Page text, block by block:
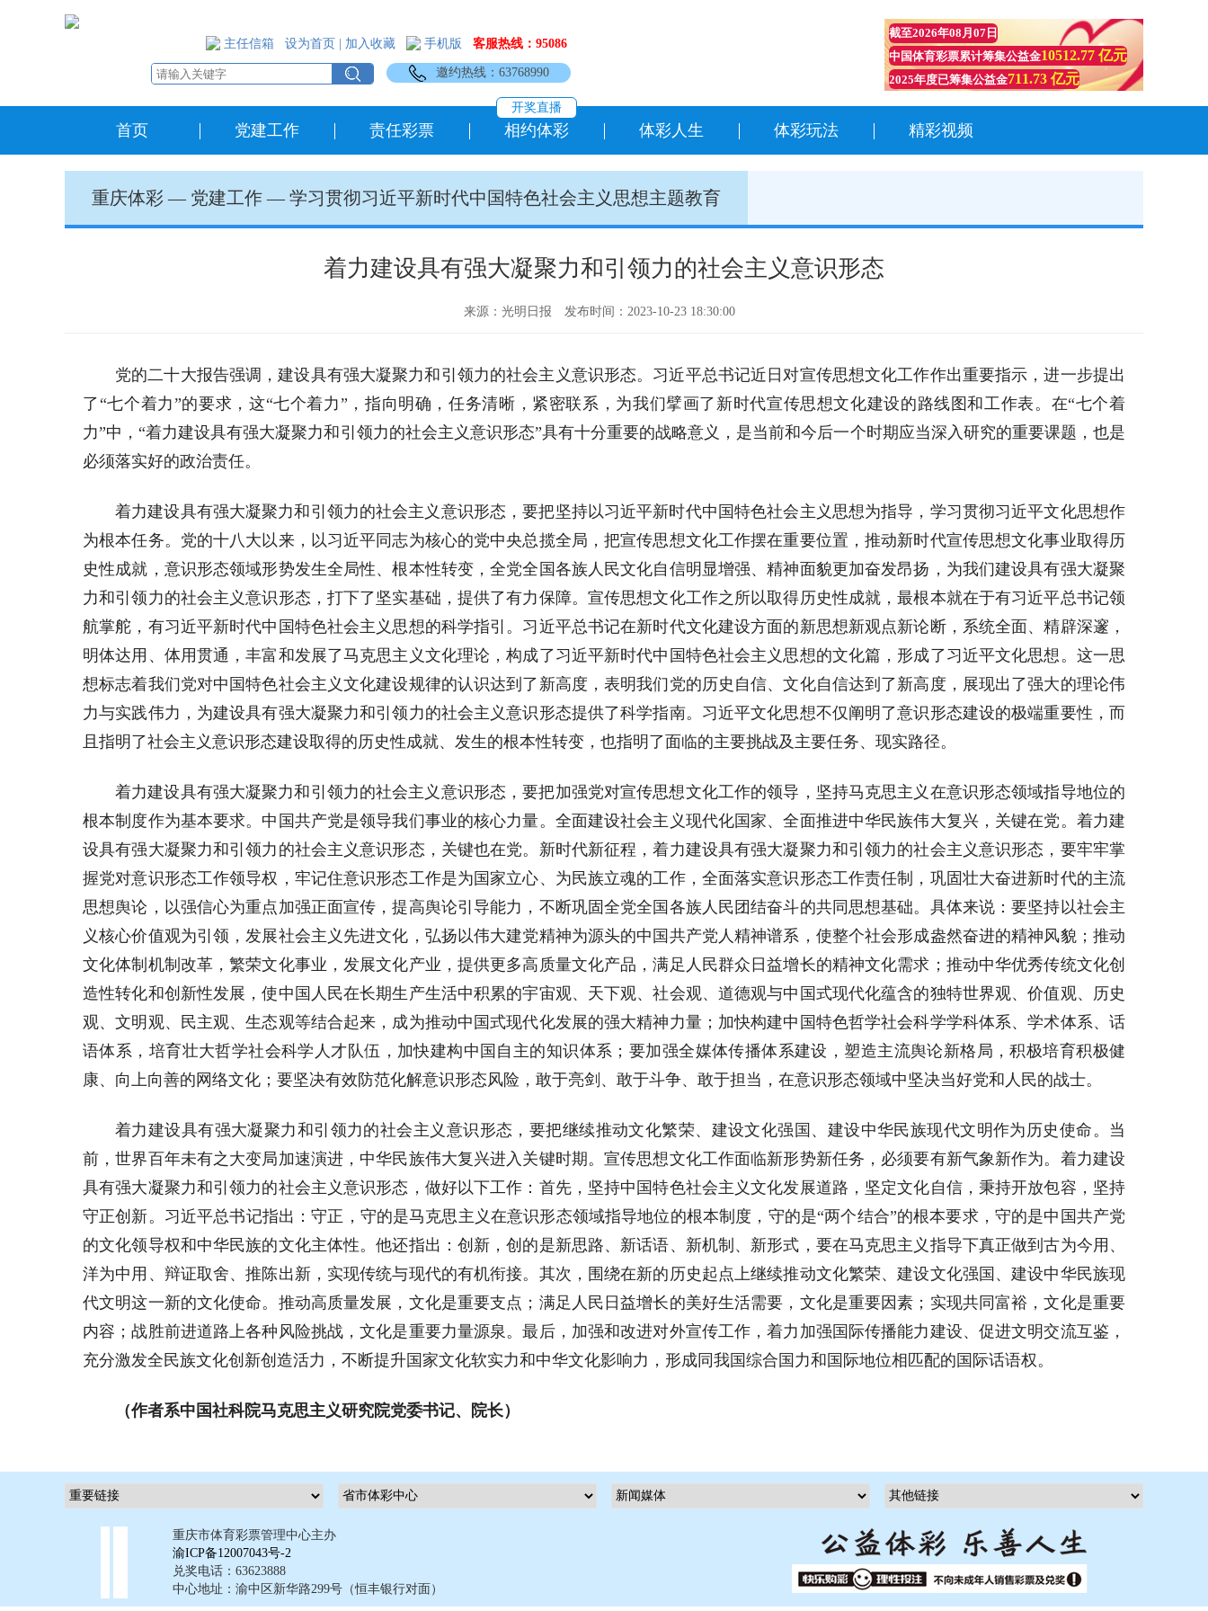
主任信箱 设为首页 加入收藏 手机版 客服热线：95086
邀约热线：63768990
截至2026年08月07日
中国体育彩票累计筹集公益金10512.77 亿元
2025年度已筹集公益金711.73 亿元
首页 党建工作 责任彩票 相约体彩
开奖直播
体彩人生 体彩玩法 精彩视频
重庆体彩— 党建工作—学习贯彻习近平新时代中国特色社会主义思想主题教育
着力建设具有强大凝聚力和引领力的社会主义意识形态
来源：光明日报 发布时间：2023-10-23 18:30:00
党的二十大报告强调，建设具有强大凝聚力和引领力的社会主义意识形态。习近平总书记近日对宣传思想文化工作作出重要指示，进一步提出
了“七个着力”的要求，这“七个着力”，指向明确，任务清晰，紧密联系，为我们擘画了新时代宣传思想文化建设的路线图和工作表。在“七个着
力”中，“着力建设具有强大凝聚力和引领力的社会主义意识形态”具有十分重要的战略意义，是当前和今后一个时期应当深入研究的重要课题，也是
必须落实好的政治责任。
着力建设具有强大凝聚力和引领力的社会主义意识形态，要把坚持以习近平新时代中国特色社会主义思想为指导，学习贯彻习近平文化思想作
为根本任务。党的十八大以来，以习近平同志为核心的党中央总揽全局，把宣传思想文化工作摆在重要位置，推动新时代宣传思想文化事业取得历
史性成就，意识形态领域形势发生全局性、根本性转变，全党全国各族人民文化自信明显增强、精神面貌更加奋发昂扬，为我们建设具有强大凝聚
力和引领力的社会主义意识形态，打下了坚实基础，提供了有力保障。宣传思想文化工作之所以取得历史性成就，最根本就在于有习近平总书记领
航掌舵，有习近平新时代中国特色社会主义思想的科学指引。习近平总书记在新时代文化建设方面的新思想新观点新论断，系统全面、精辟深邃，
明体达用、体用贯通，丰富和发展了马克思主义文化理论，构成了习近平新时代中国特色社会主义思想的文化篇，形成了习近平文化思想。这一思
想标志着我们党对中国特色社会主义文化建设规律的认识达到了新高度，表明我们党的历史自信、文化自信达到了新高度，展现出了强大的理论伟
力与实践伟力，为建设具有强大凝聚力和引领力的社会主义意识形态提供了科学指南。习近平文化思想不仅阐明了意识形态建设的极端重要性，而
且指明了社会主义意识形态建设取得的历史性成就、发生的根本性转变，也指明了面临的主要挑战及主要任务、现实路径。
着力建设具有强大凝聚力和引领力的社会主义意识形态，要把加强党对宣传思想文化工作的领导，坚持马克思主义在意识形态领域指导地位的
根本制度作为基本要求。中国共产党是领导我们事业的核心力量。全面建设社会主义现代化国家、全面推进中华民族伟大复兴，关键在党。着力建
设具有强大凝聚力和引领力的社会主义意识形态，关键也在党。新时代新征程，着力建设具有强大凝聚力和引领力的社会主义意识形态，要牢牢掌
握党对意识形态工作领导权，牢记住意识形态工作是为国家立心、为民族立魂的工作，全面落实意识形态工作责任制，巩固壮大奋进新时代的主流
思想舆论，以强信心为重点加强正面宣传，提高舆论引导能力，不断巩固全党全国各族人民团结奋斗的共同思想基础。具体来说：要坚持以社会主
义核心价值观为引领，发展社会主义先进文化，弘扬以伟大建党精神为源头的中国共产党人精神谱系，使整个社会形成盎然奋进的精神风貌；推动
文化体制机制改革，繁荣文化事业，发展文化产业，提供更多高质量文化产品，满足人民群众日益增长的精神文化需求；推动中华优秀传统文化创
造性转化和创新性发展，使中国人民在长期生产生活中积累的宇宙观、天下观、社会观、道德观与中国式现代化蕴含的独特世界观、价值观、历史
观、文明观、民主观、生态观等结合起来，成为推动中国式现代化发展的强大精神力量；加快构建中国特色哲学社会科学学科体系、学术体系、话
语体系，培育壮大哲学社会科学人才队伍，加快建构中国自主的知识体系；要加强全媒体传播体系建设，塑造主流舆论新格局，积极培育积极健
康、向上向善的网络文化；要坚决有效防范化解意识形态风险，敢于亮剑、敢于斗争、敢于担当，在意识形态领域中坚决当好党和人民的战士。
着力建设具有强大凝聚力和引领力的社会主义意识形态，要把继续推动文化繁荣、建设文化强国、建设中华民族现代文明作为历史使命。当
前，世界百年未有之大变局加速演进，中华民族伟大复兴进入关键时期。宣传思想文化工作面临新形势新任务，必须要有新气象新作为。着力建设
具有强大凝聚力和引领力的社会主义意识形态，做好以下工作：首先，坚持中国特色社会主义文化发展道路，坚定文化自信，秉持开放包容，坚持
守正创新。习近平总书记指出：守正，守的是马克思主义在意识形态领域指导地位的根本制度，守的是“两个结合”的根本要求，守的是中国共产党
的文化领导权和中华民族的文化主体性。他还指出：创新，创的是新思路、新话语、新机制、新形式，要在马克思主义指导下真正做到古为今用、
洋为中用、辩证取舍、推陈出新，实现传统与现代的有机衔接。其次，围绕在新的历史起点上继续推动文化繁荣、建设文化强国、建设中华民族现
代文明这一新的文化使命。推动高质量发展，文化是重要支点；满足人民日益增长的美好生活需要，文化是重要因素；实现共同富裕，文化是重要
内容；战胜前进道路上各种风险挑战，文化是重要力量源泉。最后，加强和改进对外宣传工作，着力加强国际传播能力建设、促进文明交流互鉴，
充分激发全民族文化创新创造活力，不断提升国家文化软实力和中华文化影响力，形成同我国综合国力和国际地位相匹配的国际话语权。
（作者系中国社科院马克思主义研究院党委书记、院长）
重庆市体育彩票管理中心主办
渝ICP备12007043号-2
兑奖电话：63623888
中心地址：渝中区新华路299号（恒丰银行对面）